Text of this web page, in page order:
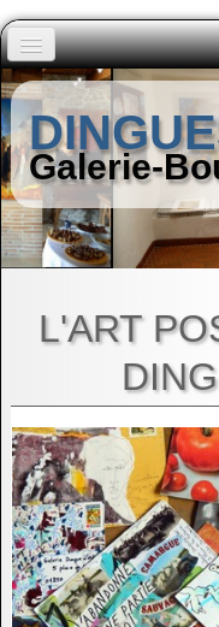
Accueil
Peintres (A à I)▼
Peintres (J à Z)
Galerie-
L'ART